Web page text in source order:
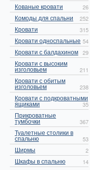
Кованые кровати 26
Комоды для спальни 252
Кровати 315
Кровати односпальные 54
Кровати с балдахином 29
Кровати с высоким
изголовьем 211
Кровати с обитым
изголовьем 238
Кровати с подкроватными
ящиками 35
Прикроватные
тумбочки 367
Туалетные столики в
спальню 53
Ширмы 2
Шкафы в спальню 14